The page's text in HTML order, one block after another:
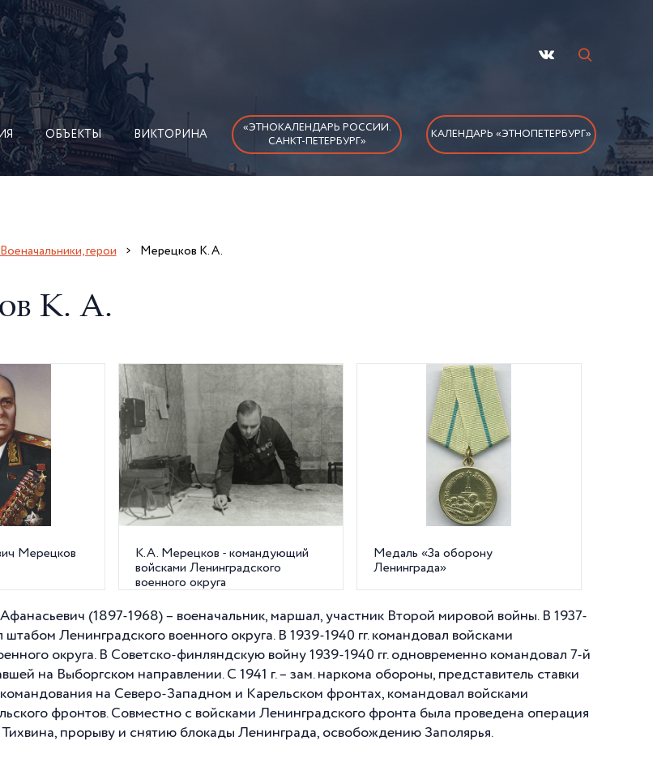
ОБЪЕКТЫ ВИКТОРИНА
«ЭТНОКАЛЕНДАРЬ РОССИИ.
САНКТ-ПЕТЕРБУРГ»
КАЛЕНДАРЬ «ЭТНОПЕТЕРБУРГ»
Военачальники, герои Мерецков К. А.
К. А.
Мерецков
К.А. Мерецков - командующий
войсками Ленинградского
военного округа
Медаль «За оборону
Ленинграда»
(1897-1968) – военачальник, маршал, участник Второй мировой войны. В 1937-
штабом Ленинградского военного округа. В 1939-1940 гг. командовал войсками
округа. В Советско-финляндскую войну 1939-1940 гг. одновременно командовал 7-й
на Выборгском направлении. С 1941 г. – зам. наркома обороны, представитель ставки
на Северо-Западном и Карельском фронтах, командовал войсками
фронтов. Совместно с войсками Ленинградского фронта была проведена операция
прорыву и снятию блокады Ленинграда, освобождению Заполярья.